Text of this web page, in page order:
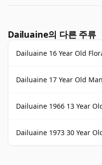
Dailuaine의 다른 주류
Dailuaine 16 Year Old
Dailuaine 17 Year Old
Dailuaine 1966 13 Year Old
Dailuaine 1973 30 Year